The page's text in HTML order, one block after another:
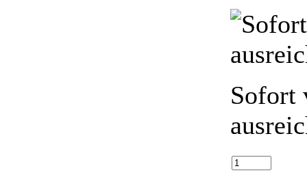
Sofort